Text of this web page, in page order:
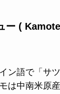
( Kamote
ン語で「サ
は中南米原